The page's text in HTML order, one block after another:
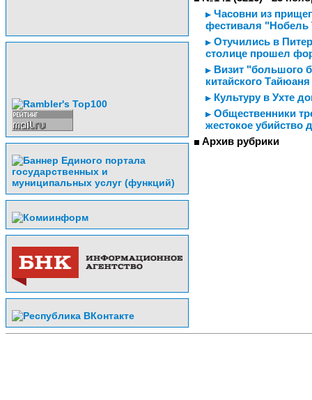
Часовни из
фестиваля "Нобель
Отучились в
столице прошел
Визит "большого
китайского Тайюаня
Культуру в Ухте
Общественники
жестокое убийство
Архив рубрики